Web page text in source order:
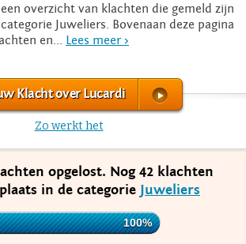
overzicht van klachten die gemeld zijn
Juweliers. Bovenaan deze pagina
en... Lees meer >
Klacht over Lucardi
Zo werkt het
opgelost. Nog 42 klachten
in de categorie Juweliers
100%